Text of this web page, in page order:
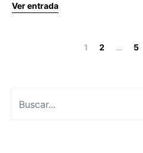
Ver entrada
1 2 … 5